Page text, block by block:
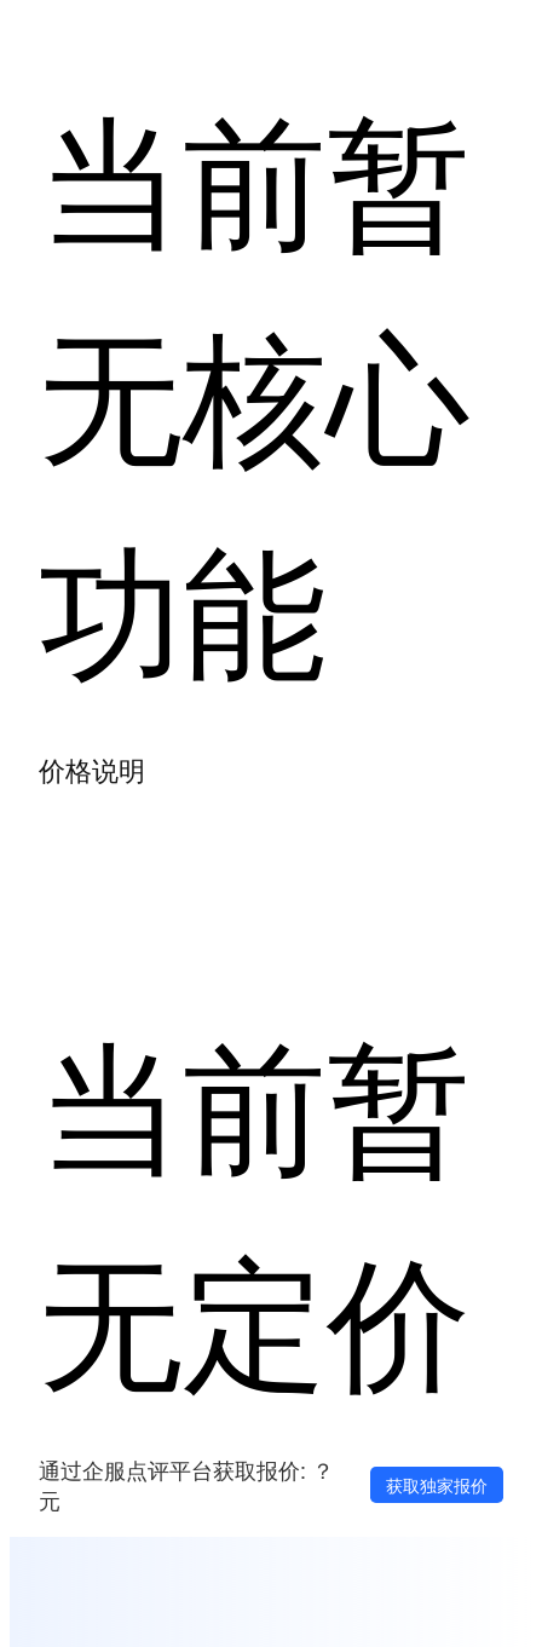
当前暂
无核心
功能
价格说明
当前暂
无定价
通过企服点评平台获取报价: ？
元
获取独家报价